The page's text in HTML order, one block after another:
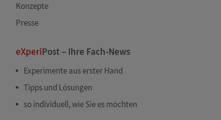
Konzepte
Presse
eXperiPost – Ihre Fach-News
Experimente aus erster Hand
Tipps und Lösungen
so individuell, wie Sie es möchten